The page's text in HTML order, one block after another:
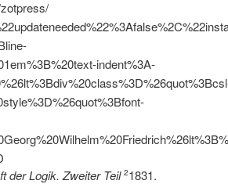
indent%3A-
der Logik. Zweiter Teil 21831.